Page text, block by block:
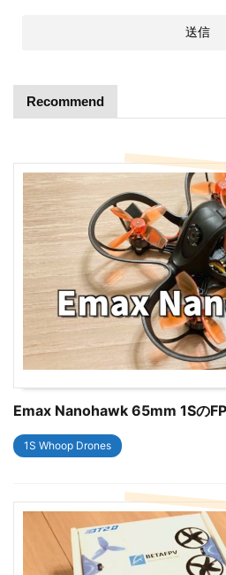
Recommend
Emax Nanohawk 65mm 1Sの
1S Whoop Drones